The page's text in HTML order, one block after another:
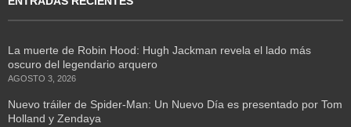
La muerte de Robin Hood: Hugh Jackman revela el lado más
oscuro del legendario arquero
AGOSTO 3, 2026
Nuevo tráiler de Spider-Man: Un Nuevo Día es presentado por Tom
Holland y Zendaya